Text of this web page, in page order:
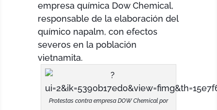
empresa química Dow Chemical,
responsable de la elaboración del
químico napalm, con efectos
severos en la población
vietnamita.
Protestas contra empresa DOW Chemical por